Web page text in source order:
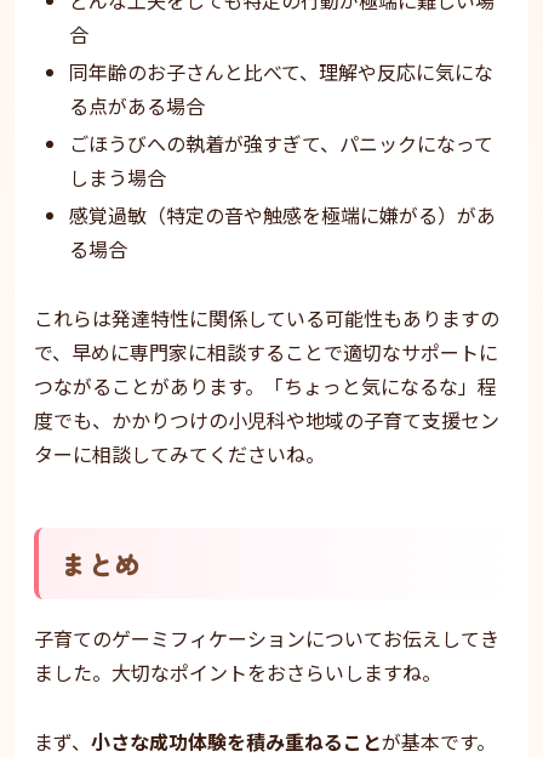
合
同年齢のお子さんと比べて、理解や反応に気にな
る点がある場合
ごほうびへの執着が強すぎて、パニックになって
しまう場合
感覚過敏（特定の音や触感を極端に嫌がる）があ
る場合
これらは発達特性に関係している可能性もありますの
で、早めに専門家に相談することで適切なサポートに
つながることがあります。「ちょっと気になるな」程
度でも、かかりつけの小児科や地域の子育て支援セン
ターに相談してみてくださいね。
まとめ
子育てのゲーミフィケーションについてお伝えしてき
ました。大切なポイントをおさらいしますね。
まず、 小さな成功体験を積み重ねることが基本です。